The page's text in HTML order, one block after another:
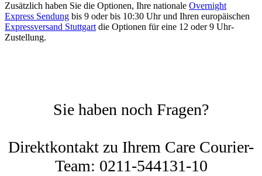
Zusätzlich haben Sie die Optionen, Ihre nationale Overnight
Express Sendung bis 9 oder bis 10:30 Uhr und Ihren europäischen
Expressversand Stuttgartdie Optionen für eine 12 oder 9 Uhr-
Zustellung.
Sie haben noch Fragen?
Direktkontakt zu Ihrem Care Courier-
Team: 0211-544131-10